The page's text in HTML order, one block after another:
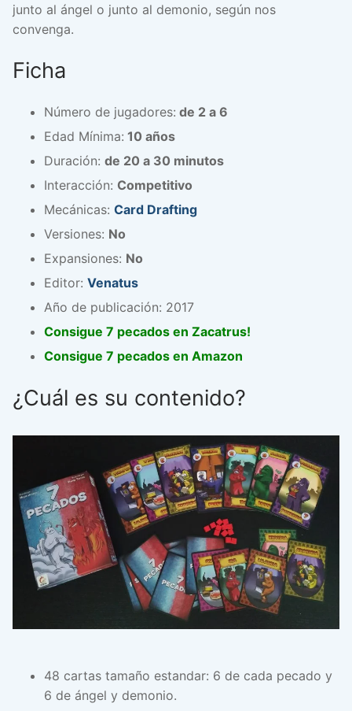
junto al ángel o junto al demonio, según nos
convenga.
Ficha
Número de jugadores: de 2 a 6
Edad Mínima: 10 años
Duración: de 20 a 30 minutos
Interacción: Competitivo
Mecánicas: Card Drafting
Versiones: No
Expansiones: No
Editor: Venatus
Año de publicación: 2017
Consigue 7 pecados en Zacatrus!
Consigue 7 pecados en Amazon
¿Cuál es su contenido?
48 cartas tamaño estandar: 6 de cada pecado y
6 de ángel y demonio.